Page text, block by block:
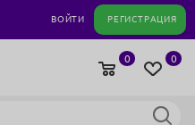
ВОЙТИ РЕГИСТРАЦИЯ
0
0